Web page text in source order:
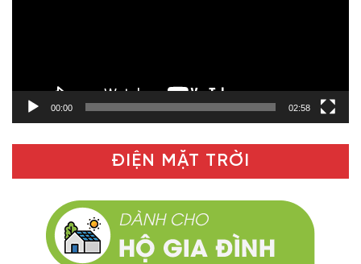
00:00 02:58
ĐIỆN MẶT TRỜI